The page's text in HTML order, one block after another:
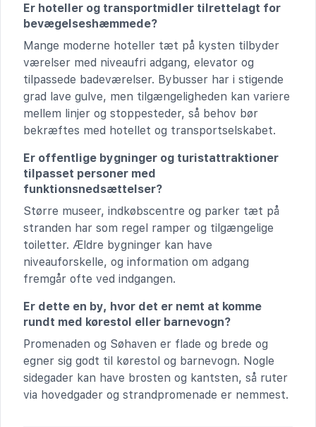
Er hoteller og transportmidler tilrettelagt for
bevægelseshæmmede?
Mange moderne hoteller tæt på kysten tilbyder
værelser med niveaufri adgang, elevator og
tilpassede badeværelser. Bybusser har i stigende
grad lave gulve, men tilgængeligheden kan variere
mellem linjer og stoppesteder, så behov bør
bekræftes med hotellet og transportselskabet.
Er offentlige bygninger og turistattraktioner
tilpasset personer med
funktionsnedsættelser?
Større museer, indkøbscentre og parker tæt på
stranden har som regel ramper og tilgængelige
toiletter. Ældre bygninger kan have
niveauforskelle, og information om adgang
fremgår ofte ved indgangen.
Er dette en by, hvor det er nemt at komme
rundt med kørestol eller barnevogn?
Promenaden og Søhaven er flade og brede og
egner sig godt til kørestol og barnevogn. Nogle
sidegader kan have brosten og kantsten, så ruter
via hovedgader og strandpromenade er nemmest.